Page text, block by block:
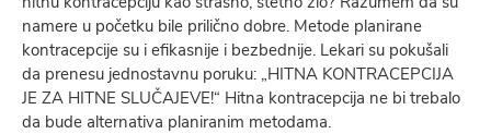
namere u početku bile prilično dobre. Metode planirane
kontracepcije su i efikasnije i bezbednije. Lekari su pokušali
da prenesu jednostavnu poruku: „HITNA KONTRACEPCIJA
JE ZA HITNE SLUČAJEVE!“ Hitna kontracepcija ne bi trebalo
da bude alternativa planiranim metodama.